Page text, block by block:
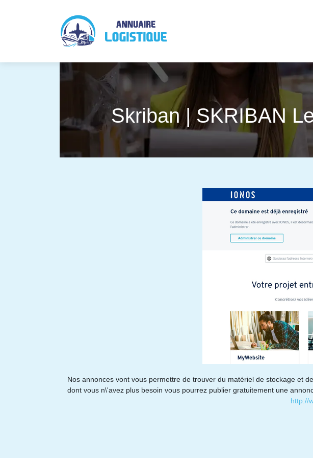
Skriban | SKRIBAN
Nos annonces vont vous permettre de trouver du matériel de stockage et
dont vous n\'avez plus besoin vous pourrez publier gratuitement une
http://